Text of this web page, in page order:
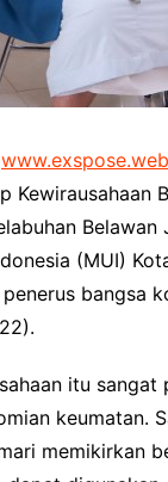
Kewirausahaan
(MUI)
bangsa
itu
keumatan.
memikirkan